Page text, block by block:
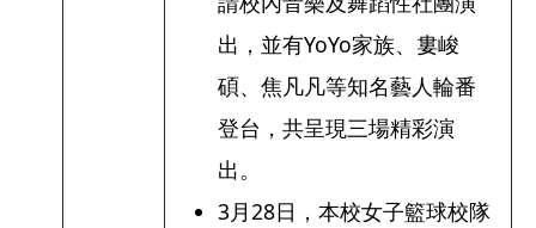
出，並有YoYo家族、婁峻
碩、焦凡凡等知名藝人輪番
登台，共呈現三場精彩演
出。
3月28日，本校女子籃球校隊